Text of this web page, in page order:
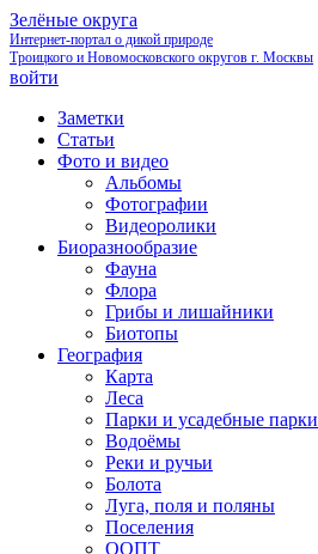
Зелёные округа
Интернет-портал о дикой природе
Троицкого и Новомосковского округов г. Москвы
войти
Заметки
Статьи
Фото и видео
Альбомы
Фотографии
Видеоролики
Биоразнообразие
Фауна
Флора
Грибы и лишайники
Биотопы
География
Карта
Леса
Парки и усадебные парки
Водоёмы
Реки и ручьи
Болота
Луга, поля и поляны
Поселения
ООПТ